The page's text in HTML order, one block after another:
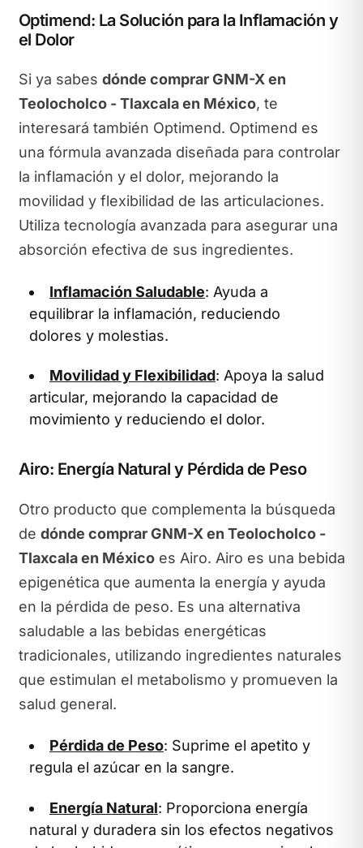
Optimend: La Solución para la Inflamación y
el Dolor
Si ya sabes dónde comprar GNM-X en
Teolocholco - Tlaxcala en México, te
interesará también Optimend. Optimend es
una fórmula avanzada diseñada para controlar
la inflamación y el dolor, mejorando la
movilidad y flexibilidad de las articulaciones.
Utiliza tecnología avanzada para asegurar una
absorción efectiva de sus ingredientes.
Inflamación Saludable: Ayuda a
equilibrar la inflamación, reduciendo
dolores y molestias.
Movilidad y Flexibilidad: Apoya la salud
articular, mejorando la capacidad de
movimiento y reduciendo el dolor.
Airo: Energía Natural y Pérdida de Peso
Otro producto que complementa la búsqueda
de dónde comprar GNM-X en Teolocholco -
Tlaxcala en Méxicoes Airo. Airo es una bebida
epigenética que aumenta la energía y ayuda
en la pérdida de peso. Es una alternativa
saludable a las bebidas energéticas
tradicionales, utilizando ingredientes naturales
que estimulan el metabolismo y promueven la
salud general.
Pérdida de Peso: Suprime el apetito y
regula el azúcar en la sangre.
Energía Natural: Proporciona energía
natural y duradera sin los efectos negativos